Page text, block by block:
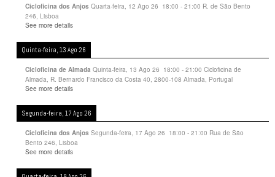
Cicloficina dos Anjos Quarta-feira, 12 Ago 26 18:00 - 21:00 R. de São Bento
246, Lisboa
See more details
Quinta-feira, 13 Ago 26
Cicloficina de Almada Quinta-feira, 13 Ago 26 18:00 - 21:00 Cicloficina de
Almada, R. Bernardo Francisco da Costa 40, 2800-108 Almada, Portugal
See more details
Segunda-feira, 17 Ago 26
Cicloficina dos Anjos Segunda-feira, 17 Ago 26 18:00 - 21:00 Rua de São
Bento 246, Lisboa
See more details